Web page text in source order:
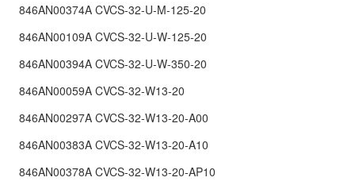
846AN00374A CVCS-32-U-M-125-20
846AN00109A CVCS-32-U-W-125-20
846AN00394A CVCS-32-U-W-350-20
846AN00059A CVCS-32-W13-20
846AN00297A CVCS-32-W13-20-A00
846AN00383A CVCS-32-W13-20-A10
846AN00378A CVCS-32-W13-20-AP10